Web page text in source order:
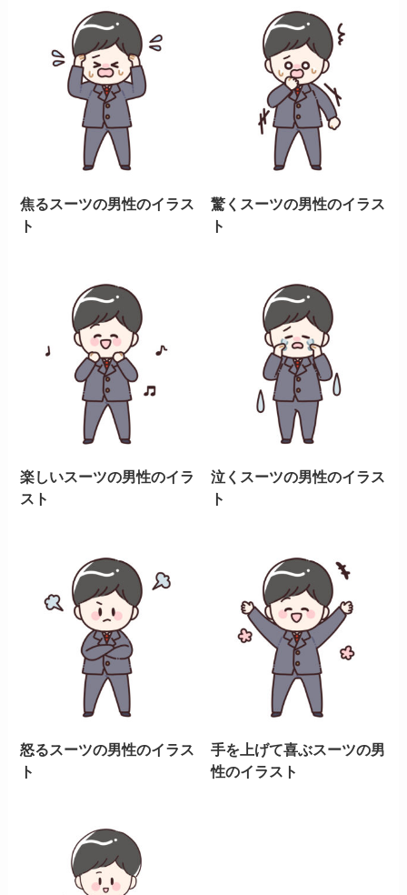
焦るスーツの男性のイラス
ト
驚くスーツの男性のイラス
ト
楽しいスーツの男性のイラ
スト
泣くスーツの男性のイラス
ト
怒るスーツの男性のイラス
ト
手を上げて喜ぶスーツの男
性のイラスト